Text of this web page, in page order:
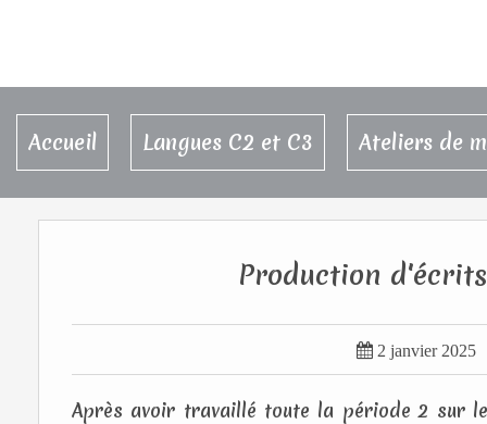
Accueil Langues C2 et C3 Ateliers de
Production
 2 janvier 2025
Après avoir travaillé toute la période 2 sur